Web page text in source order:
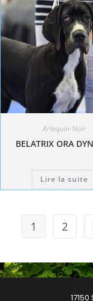
Arlequin-Noir
BELATRIX ORA
Lire la suite
1 2